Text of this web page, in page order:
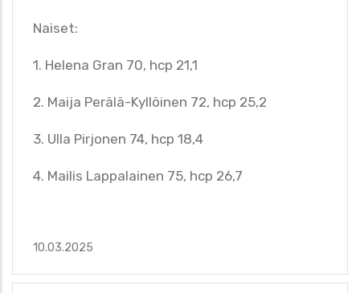
Naiset:
1. Helena Gran 70, hcp 21,1
2. Maija Perälä-Kyllöinen 72, hcp 25,2
3. Ulla Pirjonen 74, hcp 18,4
4. Mailis Lappalainen 75, hcp 26,7
10.03.2025